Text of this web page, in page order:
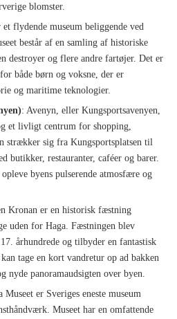
blomster.
flydende museum beliggende ved
består af en samling af historiske
destroyer og flere andre fartøjer. Det er
både børn og voksne, der er
og maritime teknologier.
: Avenyn, eller Kungsportsavenyen,
et livligt centrum for shopping,
strækker sig fra Kungsportsplatsen til
butikker, restauranter, caféer og barer.
byens pulserende atmosfære og
Kronan er en historisk fæstning
uden for Haga. Fæstningen blev
århundrede og tilbyder en fantastisk
tage en kort vandretur op ad bakken
nyde panoramaudsigten over byen.
Museet er Sveriges eneste museum
Museet har en omfattende